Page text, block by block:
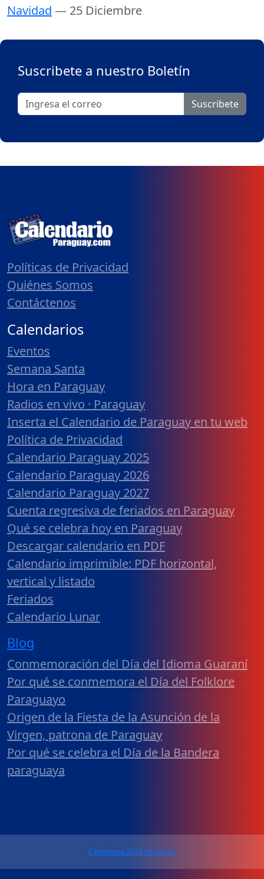
Navidad — 25 Diciembre
Suscribete a nuestro Boletín
Suscribete
Políticas de Privacidad
Quiénes Somos
Contáctenos
Calendarios
Eventos
Semana Santa
Hora en Paraguay
Radios en vivo · Paraguay
Inserta el Calendario de Paraguay en tu web
Política de Privacidad
Calendario Paraguay 2025
Calendario Paraguay 2026
Calendario Paraguay 2027
Cuenta regresiva de feriados en Paraguay
Qué se celebra hoy en Paraguay
Descargar calendario en PDF
Calendario imprimible: PDF horizontal,
vertical y listado
Feriados
Calendario Lunar
Blog
Conmemoración del Día del Idioma Guaraní
Por qué se conmemora el Día del Folklore
Paraguayo
Origen de la Fiesta de la Asunción de la
Virgen, patrona de Paraguay
Por qué se celebra el Día de la Bandera
paraguaya
Calendario 2026 Paraguay